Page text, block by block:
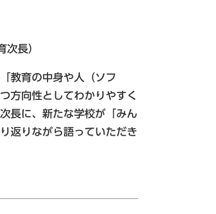
次長）
教育の中身や人（ソフ
方向性としてわかりやすく
長に、新たな学校が「みん
返りながら語っていただき